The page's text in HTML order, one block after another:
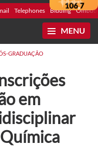
Telephones Bidding
MENU
GRADUAÇÃO
em